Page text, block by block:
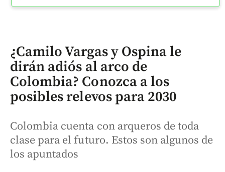
¿Camilo Vargas y Ospina le
dirán adiós al arco de
Colombia? Conozca a los
posibles relevos para 2030
Colombia cuenta con arqueros de toda
clase para el futuro. Estos son algunos de
los apuntados